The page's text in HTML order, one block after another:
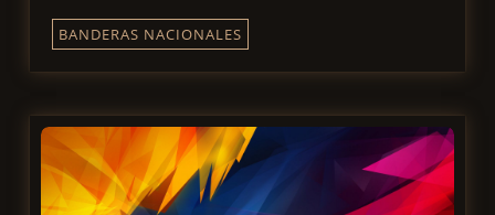
BANDERAS NACIONALES